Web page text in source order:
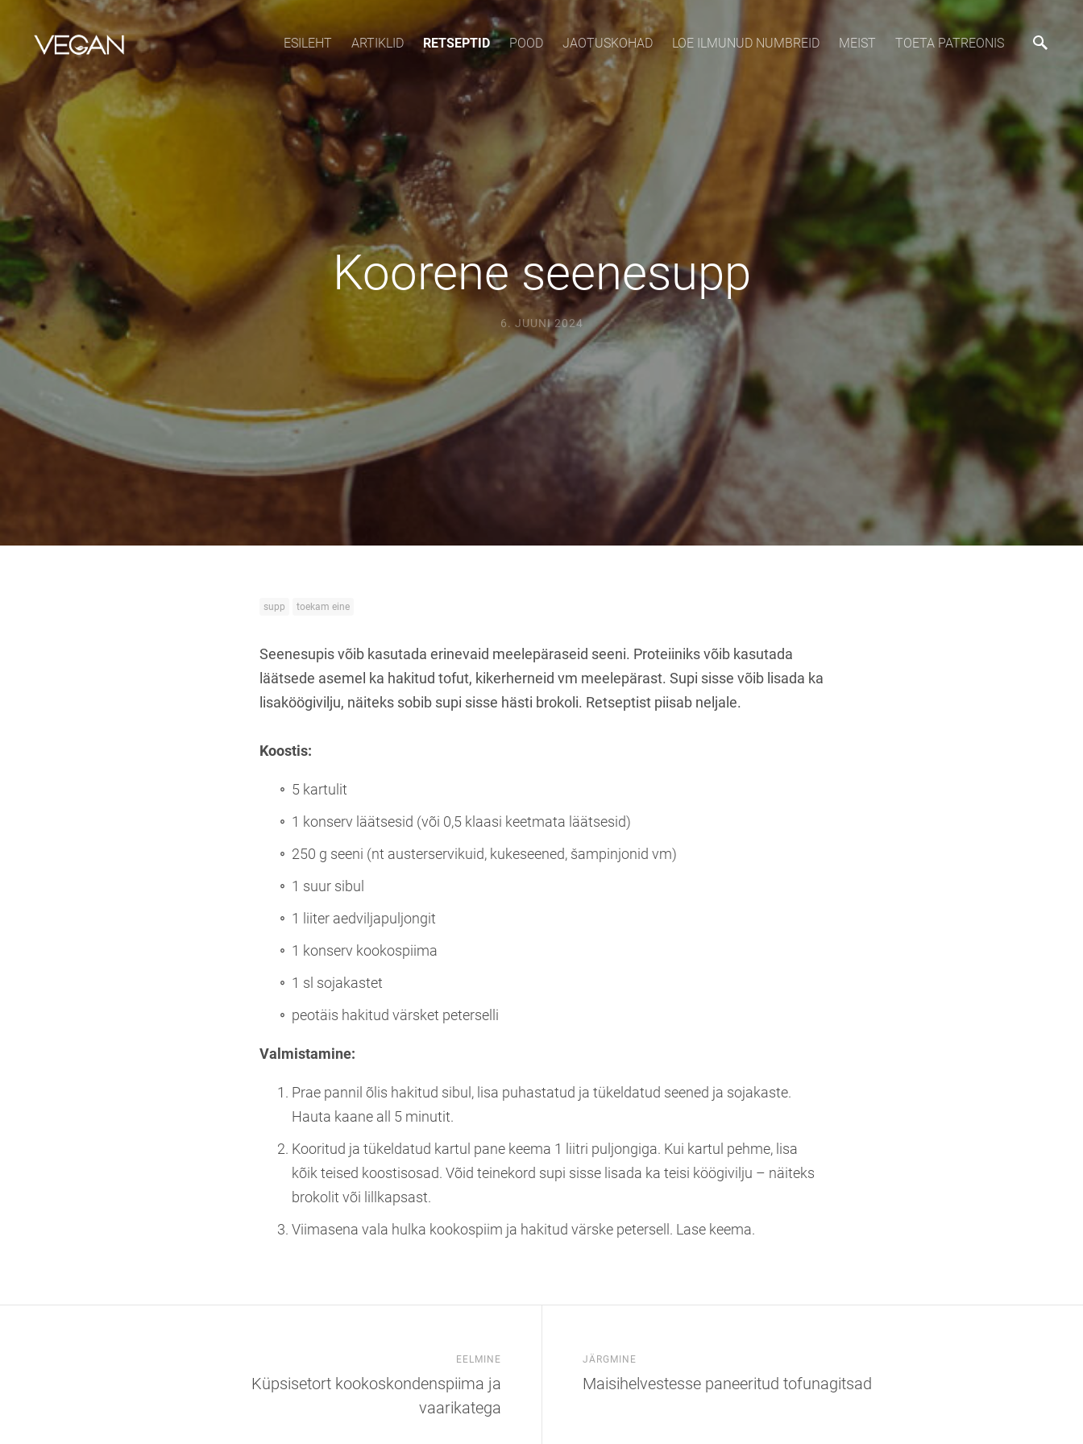
ESILEHT ARTIKLID RETSEPTID POOD JAOTUSKOHAD LOE ILMUNUD NUMBREID MEIST TOETA PATREONIS
Koorene seenesupp
6. JUUNI 2024
supp toekam eine
Seenesupis võib kasutada erinevaid meelepäraseid seeni. Proteiiniks võib kasutada
läätsede asemel ka hakitud tofut, kikerherneid vm meelepärast. Supi sisse võib lisada ka
lisaköögivilju, näiteks sobib supi sisse hästi brokoli. Retseptist piisab neljale.
Koostis:
5 kartulit
1 konserv läätsesid (või 0,5 klaasi keetmata läätsesid)
250 g seeni (nt austerservikuid, kukeseened, šampinjonid vm)
1 suur sibul
1 liiter aedviljapuljongit
1 konserv kookospiima
1 sl sojakastet
peotäis hakitud värsket peterselli
Valmistamine:
Prae pannil õlis hakitud sibul, lisa puhastatud ja tükeldatud seened ja sojakaste.
Hauta kaane all 5 minutit.
Kooritud ja tükeldatud kartul pane keema 1 liitri puljongiga. Kui kartul pehme, lisa
kõik teised koostisosad. Võid teinekord supi sisse lisada ka teisi köögivilju – näiteks
brokolit või lillkapsast.
Viimasena vala hulka kookospiim ja hakitud värske petersell. Lase keema.
EELMINE
Küpsisetort kookoskondenspiima ja
vaarikatega
JÄRGMINE
Maisihelvestesse paneeritud tofunagitsad